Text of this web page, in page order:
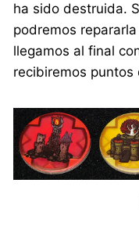
ha sido destruida.
podremos
llegamos al final
recibiremos puntos